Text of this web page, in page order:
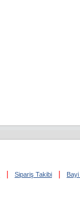
Sipariş Takibi